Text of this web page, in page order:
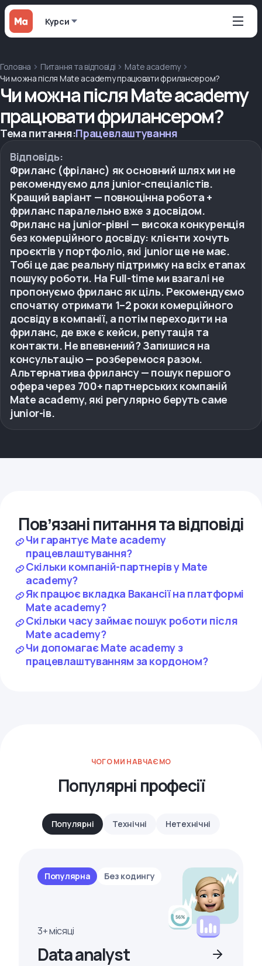
Курси
Головна Питання та відповіді
Mate academy
Чи можна після Mate academy працювати фрилансером?
Чи можна після Mate academy
працювати фрилансером?
Тема питання:Працевлаштування
Відповідь:
Фриланс (фріланс) як основний шлях ми не
рекомендуємо для junior-спеціалістів.
Кращий варіант — повноцінна робота +
фриланс паралельно вже з досвідом.
Фриланс на junior-рівні — висока конкуренція
без комерційного досвіду: клієнти хочуть
проєктів у портфоліо, які junior ще не має.
Тобі це дає реальну підтримку на всіх етапах
пошуку роботи. На Full-time ми взагалі не
пропонуємо фриланс як ціль. Рекомендуємо
спочатку отримати 1–2 роки комерційного
досвіду в компанії, а потім переходити на
фриланс, де вже є кейси, репутація та
контакти. Не впевнений? Запишися на
консультацію — розберемося разом.
Альтернатива фрилансу — пошук першого
офера через 700+ партнерських компаній
Mate academy, які регулярно беруть саме
junior-ів.
Повʼязані питання та відповіді
Чи гарантує Mate academy
працевлаштування?
Скільки компаній-партнерів у Mate
academy?
Як працює вкладка Вакансії на платформі
Mate academy?
Скільки часу займає пошук роботи після
Mate academy?
Чи допомагає Mate academy з
працевлаштуванням за кордоном?
ЧОГО МИ НАВЧАЄМО
Популярні професії
Популярні Технічні Нетехнічні
Популярна Без кодингу
3+ місяці
Data analyst